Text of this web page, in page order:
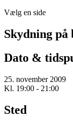
Vælg en side
Skydning på
Dato &
25. november 2009
Kl. 19:00 - 21:00
Sted